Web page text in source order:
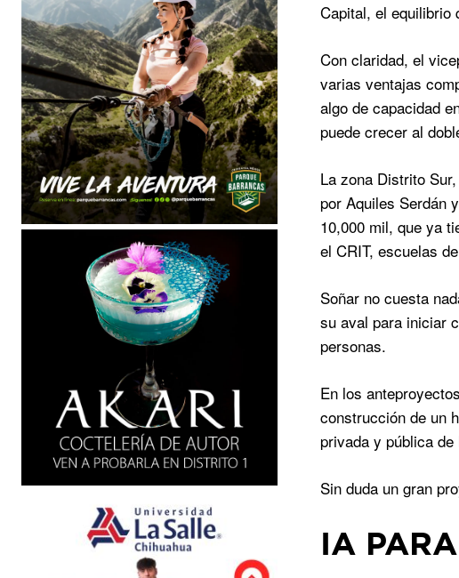
Capital, el equilibrio
Con claridad, el
varias ventajas
algo de capacidad
puede crecer al
La zona Distrito
por Aquiles Serdán
10,000 mil, que ya
el CRIT, escuelas
Soñar no cuesta
su aval para iniciar
personas.
En los
construcción de un
privada y pública
Sin duda un gran
IA